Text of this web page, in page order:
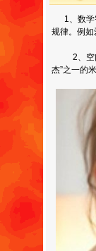
1、数学
规律。例
2、空间
杰”之一的